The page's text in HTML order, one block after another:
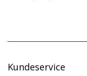
Kundeservice